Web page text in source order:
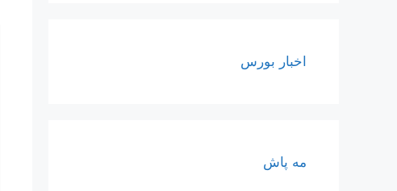
اخبار بورس
مه پاش